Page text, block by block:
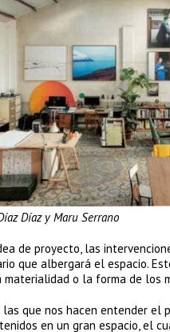
Díaz y Maru Serrano
de proyecto, las
que albergará el espacio.
o la forma de los
las que nos hacen entender
en un gran espacio, el